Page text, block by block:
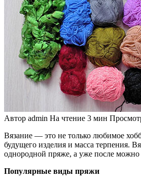
Автор admin На чтение 3 мин
Вязание — это не только любимое
будущего изделия и масса терпения.
однородной пряже, а уже после можно
Популярные виды пряжи